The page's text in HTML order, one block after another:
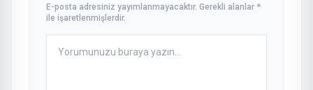
E-posta adresiniz yayımlanmayacaktır. Gerekli alanlar *
ile işaretlenmişlerdir.